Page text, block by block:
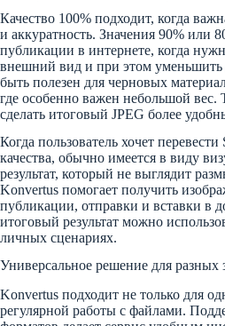
Качество 100% подходит, когда
и аккуратность. Значения 90% или
публикации в интернете, когда
внешний вид и при этом уменьшить
быть полезен для черновых
где особенно важен небольшой вес.
сделать итоговый JPEG более
Когда пользователь хочет
качества, обычно имеется в виду
результат, который не выглядит
Konvertus помогает получить
публикации, отправки и вставки в
итоговый результат можно
личных сценариях.
Универсальное решение для разных
Konvertus подходит не только для
регулярной работы с файлами.